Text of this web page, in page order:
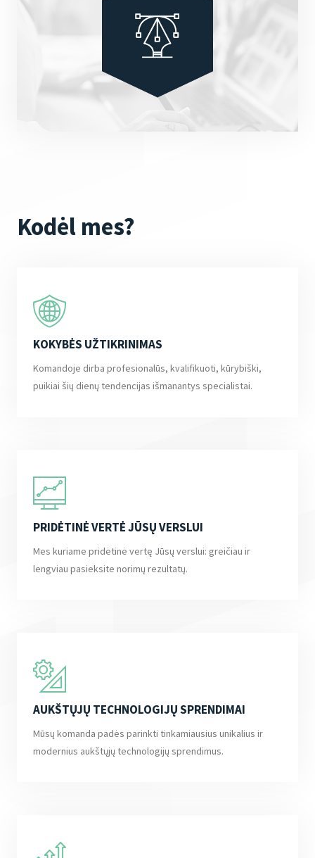
Kodėl mes?
KOKYBĖS UŽTIKRINIMAS
Komandoje dirba profesionalūs, kvalifikuoti, kūrybiški,
puikiai šių dienų tendencijas išmanantys specialistai.
PRIDĖTINĖ VERTĖ JŪSŲ VERSLUI
Mes kuriame pridėtinė vertę Jūsų verslui: greičiau ir
lengviau pasieksite norimų rezultatų.
AUKŠTŲJŲ TECHNOLOGIJŲ SPRENDIMAI
Mūsų komanda padės parinkti tinkamiausius unikalius ir
modernius aukštųjų technologijų sprendimus.